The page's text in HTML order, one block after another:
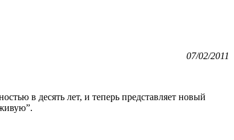
07/02/2011
в десять лет, и теперь представляет новый